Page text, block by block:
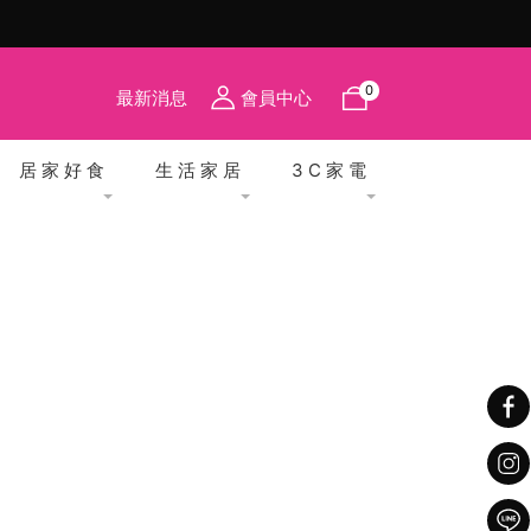
最新消息 會員中心 0
居 家 好 食 生 活 家 居 3 C 家 電